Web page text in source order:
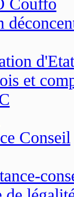
Couffo
d'Etat
et
Conseil